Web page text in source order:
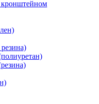
кронштейном